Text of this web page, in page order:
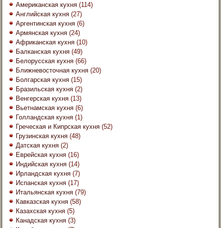
Американская кухня (114)
Английская кухня (27)
Аргентинская кухня (6)
Армянская кухня (24)
Африканская кухня (10)
Балканская кухня (49)
Белорусская кухня (66)
Ближневосточная кухня (20)
Болгарская кухня (15)
Бразильская кухня (2)
Венгерская кухня (13)
Вьетнамская кухня (6)
Голландская кухня (1)
Греческая и Кипрская кухня (52)
Грузинская кухня (48)
Датская кухня (2)
Еврейская кухня (16)
Индийская кухня (14)
Ирландская кухня (7)
Испанская кухня (17)
Итальянская кухня (79)
Кавказская кухня (58)
Казахская кухня (5)
Канадская кухня (3)